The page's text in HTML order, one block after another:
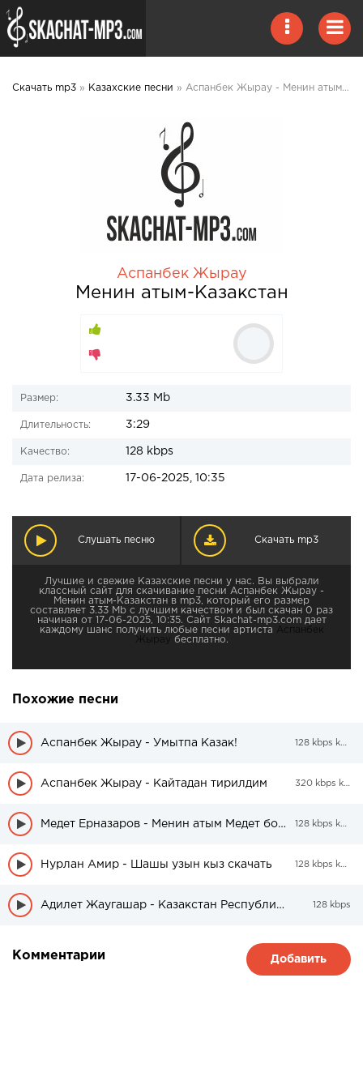
Скачать mp3 » Казахские песни » Аспанбек Жырау - Менин атым-Казакстан mp3 скачать
Аспанбек Жырау
Менин атым-Казакстан
Размер: 3.33 Mb
Длительность: 3:29
Качество: 128 kbps
Дата релиза: 17-06-2025, 10:35
Слушать песню Скачать mp3
Лучшие и свежие Казахские песни у нас. Вы выбрали
классный сайт для скачивание песни Аспанбек Жырау -
Менин атым-Казакстан в mp3, который его размер
составляет 3.33 Mb с лучшим качеством и был скачан 0 раз
начиная от 17-06-2025, 10:35. Сайт Skachat-mp3.com дает
каждому шанс получить любые песни артиста
Аспанбек
Жырау
бесплатно.
Похожие песни
Аспанбек Жырау - Умытпа Казак! 128 kbps kbps
Аспанбек Жырау - Кайтадан тирилдим 320 kbps kbps
Медет Ерназаров - Менин атым Медет болады 128 kbps kbps
Нурлан Амир - Шашы узын кыз скачать 128 kbps kbps
Адилет Жаугашар - Казакстан Республикасынын азаматшасы 128 kbps
Комментарии Добавить